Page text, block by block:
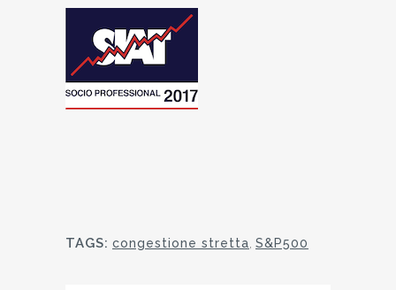
TAGS: congestione stretta S&P500